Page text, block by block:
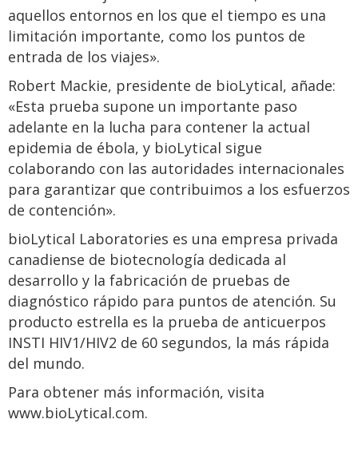
aquellos entornos en los que el tiempo es una
limitación importante, como los puntos de
entrada de los viajes».
Robert Mackie, presidente de bioLytical, añade:
«Esta prueba supone un importante paso
adelante en la lucha para contener la actual
epidemia de ébola, y bioLytical sigue
colaborando con las autoridades internacionales
para garantizar que contribuimos a los esfuerzos
de contención».
bioLytical Laboratories es una empresa privada
canadiense de biotecnología dedicada al
desarrollo y la fabricación de pruebas de
diagnóstico rápido para puntos de atención. Su
producto estrella es la prueba de anticuerpos
INSTI HIV1/HIV2 de 60 segundos, la más rápida
del mundo.
Para obtener más información, visita
www.bioLytical.com.